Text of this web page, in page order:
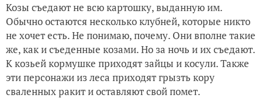
Козы съедают не всю картошку, выданную им.
Обычно остаются несколько клубней, которые никто
не хочет есть. Не понимаю, почему. Они вполне такие
же, как и съеденные козами. Но за ночь и их съедают.
К козьей кормушке приходят зайцы и косули. Также
эти персонажи из леса приходят грызть кору
сваленных ракит и оставляют свой помет.